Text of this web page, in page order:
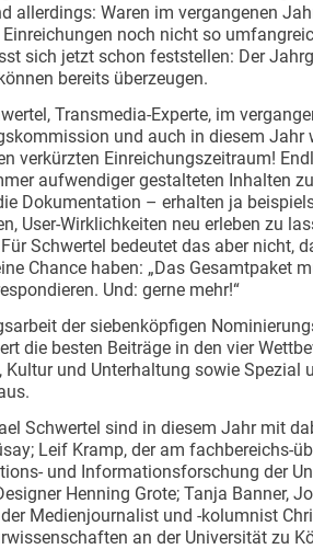
allerdings: Waren im vergangenen
noch nicht so
sich jetzt schon feststellen: Der
bereits überzeugen.
Transmedia-Experte, im
und auch in diesem Jahr
verkürzten Einreichungszeitraum!
aufwendiger gestalteten Inhalten
Dokumentation – erhalten ja
User-Wirklichkeiten neu erleben zu
Für Schwertel bedeutet das aber nicht,
Chance haben: „Das Gesamtpaket
Und: gerne mehr!“
der siebenköpfigen
die besten Beiträge in den vier
Kultur und Unterhaltung sowie
Schwertel sind in diesem Jahr mit
Leif Kramp, der am fachbereichs-
und Informationsforschung der
Henning Grote; Tanja Banner,
Medienjournalist und -kolumnist
an der Universität zu